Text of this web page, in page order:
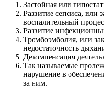
Застойная или
Развитие сепсиса, или
воспалительный
Развитие
Тромбоэмболия, или
недостаточность
Декомпенсация
Так называемые
нарушение в
за ним.